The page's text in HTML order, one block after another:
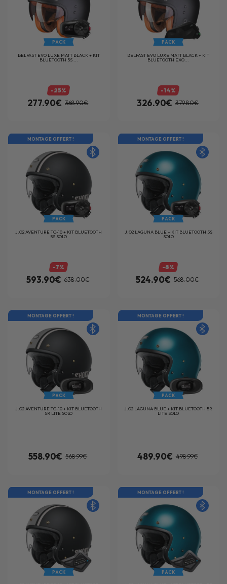
PACK
BELFAST EVO LUXE MATT BLACK + KIT
BLUETOOTH 5S ...
-25%
277.90€ 368.90€
PACK
BELFAST EVO LUXE MATT BLACK + KIT
BLUETOOTH EXO...
-14%
326.90€ 379.80€
MONTAGE OFFERT !
PACK
J.O2 AVENTURE TC-10 + KIT BLUETOOTH
5S SOLO
-7%
593.90€ 638.00€
MONTAGE OFFERT !
PACK
J.O2 LAGUNA BLUE + KIT BLUETOOTH 5S
SOLO
-8%
524.90€ 568.00€
MONTAGE OFFERT !
PACK
J.O2 AVENTURE TC-10 + KIT BLUETOOTH
5R LITE SOLO
558.90€ 568.99€
MONTAGE OFFERT !
PACK
J.O2 LAGUNA BLUE + KIT BLUETOOTH 5R
LITE SOLO
489.90€ 498.99€
MONTAGE OFFERT !
PACK
MONTAGE OFFERT !
PACK